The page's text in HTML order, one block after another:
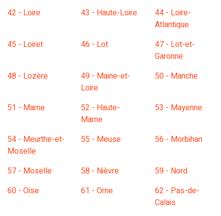
42 - Loire
43 - Haute-Loire
44 - Loire-
Atlantique
45 - Loiret
46 - Lot
47 - Lot-et-
Garonne
48 - Lozère
49 - Maine-et-
Loire
50 - Manche
51 - Marne
52 - Haute-
Marne
53 - Mayenne
54 - Meurthe-et-
Moselle
55 - Meuse 56 - Morbihan
57 - Moselle 58 - Nièvre
59 - Nord
60 - Oise
61 - Orne
62 - Pas-de-
Calais